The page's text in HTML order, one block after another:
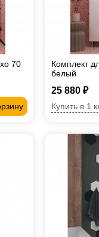
70
Комплект
белый
25 880 ₽
Купить в 1